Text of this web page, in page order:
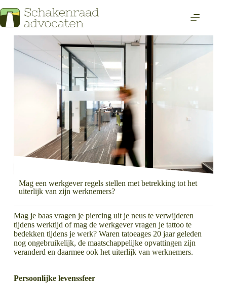
Mag een werkgever regels stellen met betrekking tot het
uiterlijk van zijn werknemers?
Mag je baas vragen je piercing uit je neus te verwijderen
tijdens werktijd of mag de werkgever vragen je tattoo te
bedekken tijdens je werk? Waren tatoeages 20 jaar geleden
nog ongebruikelijk, de maatschappelijke opvattingen zijn
veranderd en daarmee ook het uiterlijk van werknemers.
Persoonlijke levenssfeer